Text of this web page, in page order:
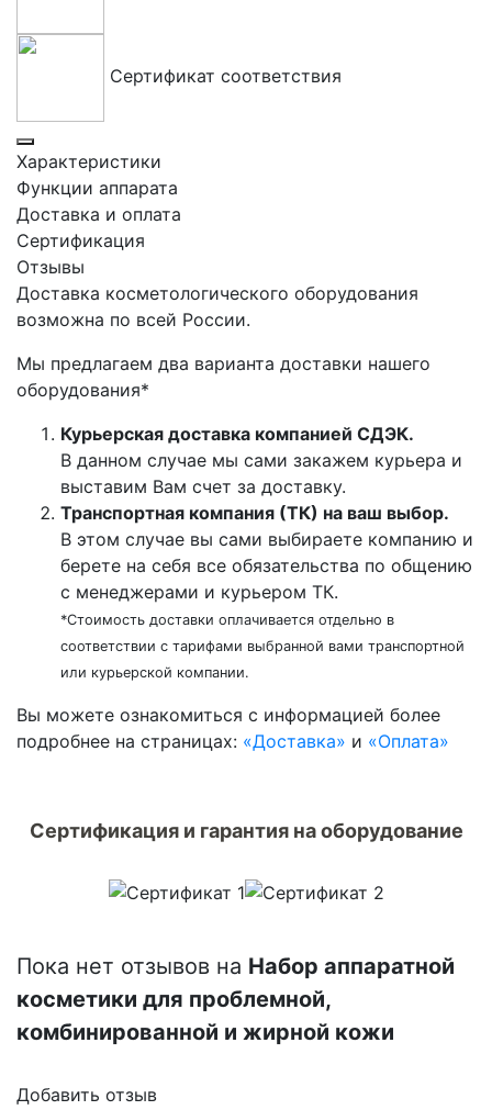
Сертификат соответствия
Характеристики
Функции аппарата
Доставка и оплата
Сертификация
Отзывы
Доставка косметологического оборудования
возможна по всей России.
Мы предлагаем два варианта доставки нашего
оборудования*
Курьерская доставка компанией СДЭК.
В данном случае мы сами закажем курьера и
выставим Вам счет за доставку.
Транспортная компания (ТК) на ваш выбор.
В этом случае вы сами выбираете компанию и
берете на себя все обязательства по общению
с менеджерами и курьером ТК.
*Стоимость доставки оплачивается отдельно в
соответствии с тарифами выбранной вами транспортной
или курьерской компании.
Вы можете ознакомиться c информацией более
подробнее на страницах: «Доставка» и «Оплата»
Сертификация и гарантия на оборудование
Пока нет отзывов на Набор аппаратной
косметики для проблемной,
комбинированной и жирной кожи
Добавить отзыв